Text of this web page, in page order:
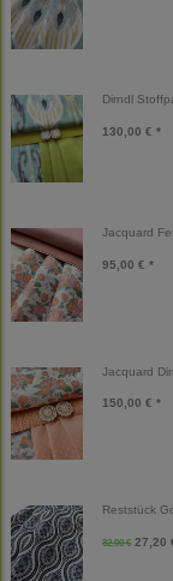
Dirndl
130,00 € *
Jacquard
95,00 € *
Jacquard
150,00 € *
Reststück
32,00 € 27,20